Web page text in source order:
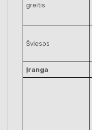
greitis
Šviesos
Įranga